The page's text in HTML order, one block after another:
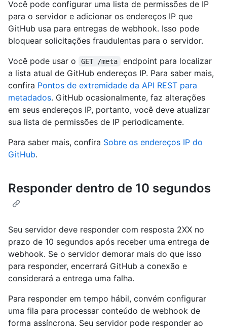
Você pode configurar uma lista de permissões de IP
para o servidor e adicionar os endereços IP que
GitHub usa para entregas de webhook. Isso pode
bloquear solicitações fraudulentas para o servidor.
Você pode usar o
GET /meta
endpoint para localizar
a lista atual de GitHub endereços IP. Para saber mais,
confira Pontos de extremidade da API REST para
metadados. GitHub ocasionalmente, faz alterações
em seus endereços IP, portanto, você deve atualizar
sua lista de permissões de IP periodicamente.
Para saber mais, confira Sobre os endereços IP do
GitHub.
Responder dentro de 10 segundos
Seu servidor deve responder com resposta 2XX no
prazo de 10 segundos após receber uma entrega de
webhook. Se o servidor demorar mais do que isso
para responder, encerrará GitHub a conexão e
considerará a entrega uma falha.
Para responder em tempo hábil, convém configurar
uma fila para processar conteúdo de webhook de
forma assíncrona. Seu servidor pode responder ao